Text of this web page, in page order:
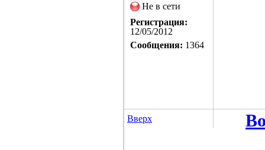
Не в сети
Регистрация:
12/05/2012
Сообщения: 1364
Вверх